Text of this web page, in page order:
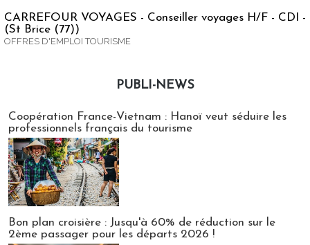
CARREFOUR VOYAGES - Conseiller voyages H/F - CDI -
(St Brice (77))
OFFRES D'EMPLOI TOURISME
PUBLI-NEWS
Coopération France-Vietnam : Hanoï veut séduire les
professionnels français du tourisme
Bon plan croisière : Jusqu'à 60% de réduction sur le
2ème passager pour les départs 2026 !